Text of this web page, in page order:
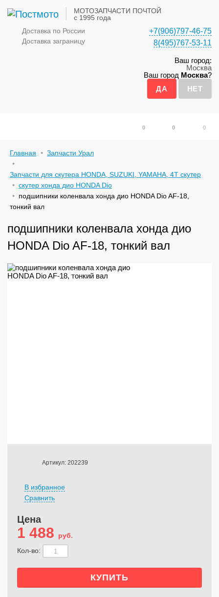
МОТОЗАПЧАСТИ ПОЧТОЙ
с 1995 года
Доставка по России
Доставка заграницу
+7(906)797-46-75
8(495)767-53-11
Ваш город:
Москва
Ваш город Москва?
0
0 0
Главная Запчасти Урал
Запчасти для скутера HONDA, SUZUKI, YAMAHA, 4Т скутер
скутер хонда дио HONDA Dio
подшипники коленвала хонда дио HONDA Dio AF-18,
тонкий вал
подшипники коленвала хонда дио
HONDA Dio AF-18, тонкий вал
Артикул: 202239
В избранное
Сравнить
Цена
1 488
руб.
Кол-во: